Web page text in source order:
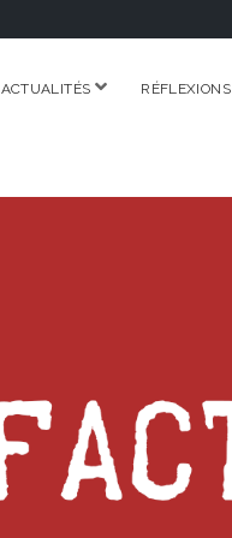
ACTUALITÉS ouvrirRÉFLEXIONS